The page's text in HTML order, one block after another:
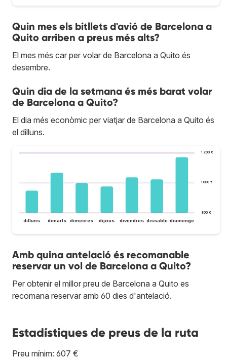
Quin mes els bitllets d'avió de Barcelona a
Quito arriben a preus més alts?
El mes més car per volar de Barcelona a Quito és
desembre.
Quin dia de la setmana és més barat volar
de Barcelona a Quito?
El dia més econòmic per viatjar de Barcelona a Quito és
el dilluns.
800 €
1.000 €
1.200 €
dilluns dimarts dimecres dijous divendres dissabte diumenge
Amb quina antelació és recomanable
reservar un vol de Barcelona a Quito?
Per obtenir el millor preu de Barcelona a Quito es
recomana reservar amb 60 dies d'antelació.
Estadístiques de preus de la ruta
Preu mínim: 607 €